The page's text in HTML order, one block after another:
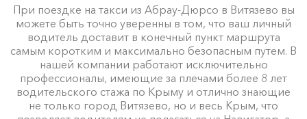
При поездке на такси из Абрау-Дюрсо в Витязево вы
можете быть точно уверенны в том, что ваш личный
водитель доставит в конечный пункт маршрута
самым коротким и максимально безопасным путем. В
нашей компании работают исключительно
профессионалы, имеющие за плечами более 8 лет
водительского стажа по Крыму и отлично знающие
не только город Витязево, но и весь Крым, что